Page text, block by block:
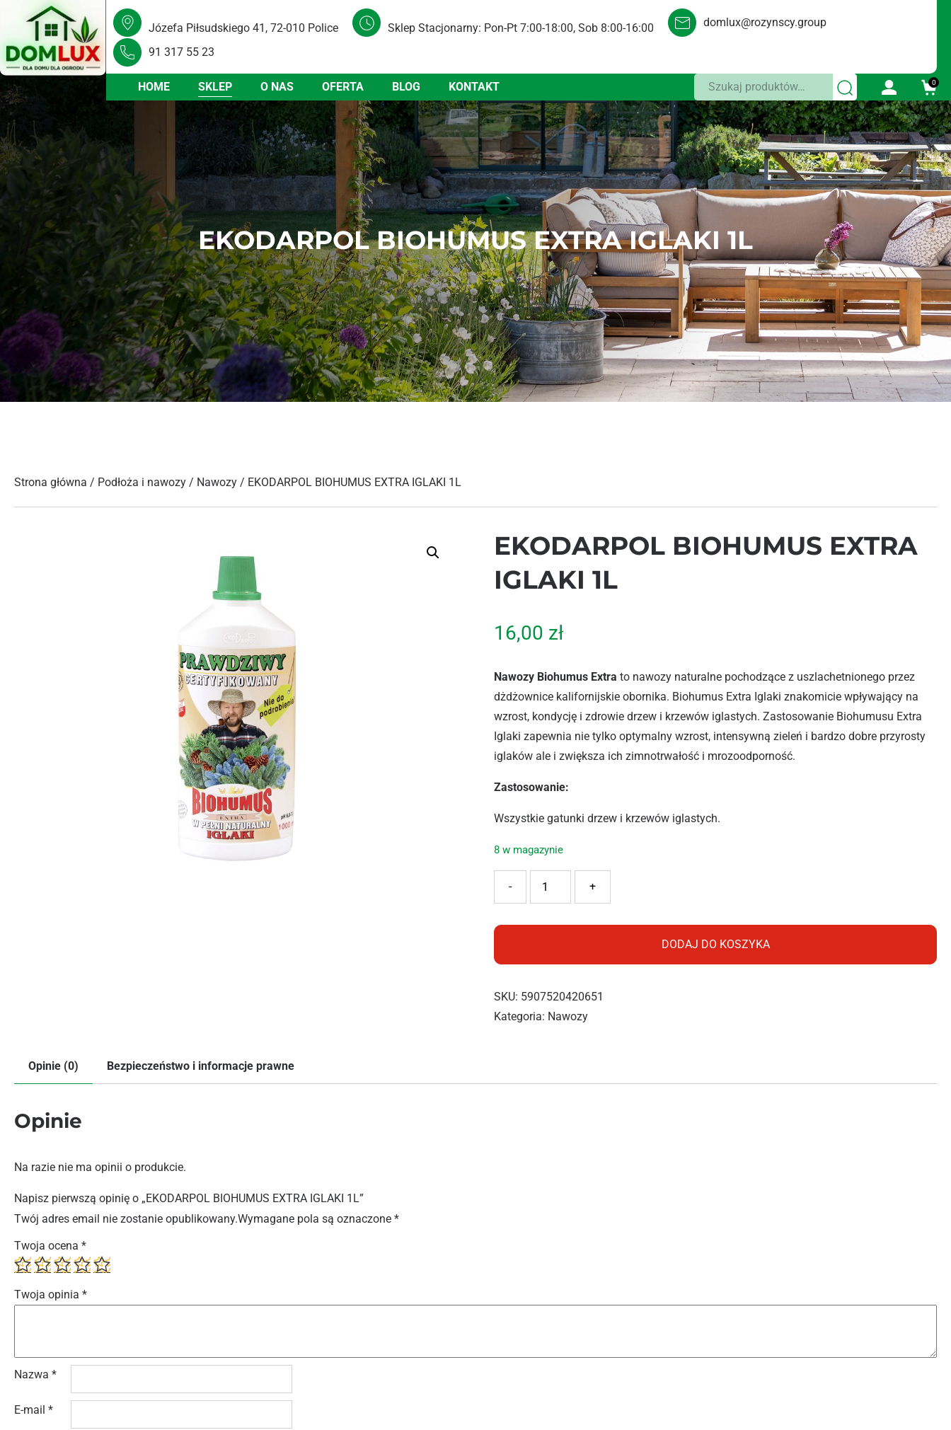
Józefa Piłsudskiego 41, 72-010 Police Sklep Stacjonarny: Pon-Pt 7:00-18:00, Sob 8:00-16:00 domlux@rozynscy.group
91 317 55 23
HOME SKLEP O NAS OFERTA BLOG KONTAKT Szukaj: 0
EKODARPOL BIOHUMUS EXTRA IGLAKI 1L
Strona główna / Podłoża i nawozy / Nawozy / EKODARPOL BIOHUMUS EXTRA IGLAKI 1L
EKODARPOL BIOHUMUS EXTRA
IGLAKI 1L
16,00 zł
Nawozy Biohumus Extra to nawozy naturalne pochodzące z uszlachetnionego przez
dżdżownice kalifornijskie obornika. Biohumus Extra Iglaki znakomicie wpływający na
wzrost, kondycję i zdrowie drzew i krzewów iglastych. Zastosowanie Biohumusu Extra
Iglaki zapewnia nie tylko optymalny wzrost, intensywną zieleń i bardzo dobre przyrosty
iglaków ale i zwiększa ich zimnotrwałość i mrozoodporność.
Zastosowanie:
Wszystkie gatunki drzew i krzewów iglastych.
8 w magazynie
+
-
DODAJ DO KOSZYKA
SKU: 5907520420651
Kategoria: Nawozy
Opinie (0) Bezpieczeństwo i informacje prawne
Opinie
Na razie nie ma opinii o produkcie.
Napisz pierwszą opinię o „EKODARPOL BIOHUMUS EXTRA IGLAKI 1L”
Twój adres email nie zostanie opublikowany.Wymagane pola są oznaczone *
Twoja ocena *
Twoja opinia *
Nazwa *
E-mail *